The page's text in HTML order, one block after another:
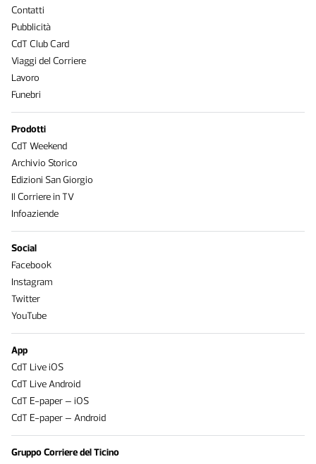
Contatti
Pubblicità
CdT Club Card
Viaggi del Corriere
Lavoro
Funebri
Prodotti
CdT Weekend
Archivio Storico
Edizioni San Giorgio
Il Corriere in TV
Infoaziende
Social
Facebook
Instagram
Twitter
YouTube
App
CdT Live iOS
CdT Live Android
CdT E-paper – iOS
CdT E-paper – Android
Gruppo Corriere del Ticino